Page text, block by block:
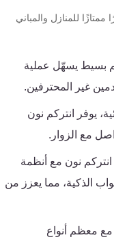
للمنازل والمباني
بسيط يسهّل عملية
غير المحترفين.
يوفر انتركم نون
مع الزوار.
نون مع أنظمة
الذكية، مما يعزز من
معظم أنواع